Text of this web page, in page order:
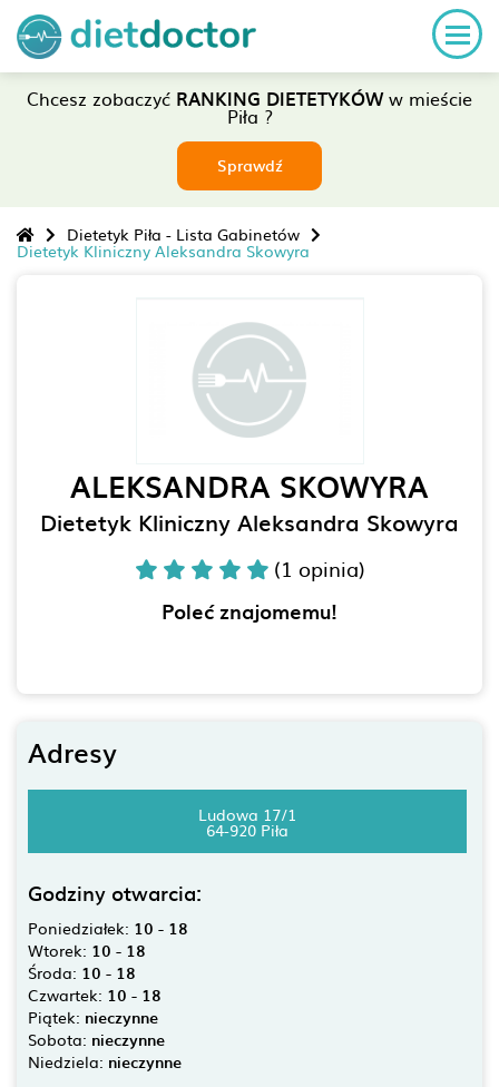
Chcesz zobaczyć RANKING DIETETYKÓWw mieście
Piła ?
Sprawdź
Dietetyk Piła - Lista Gabinetów
Dietetyk Kliniczny Aleksandra Skowyra
ALEKSANDRA SKOWYRA
Dietetyk Kliniczny Aleksandra Skowyra
(1 opinia)
Poleć znajomemu!
Adresy
Ludowa 17/1
64-920 Piła
Godziny otwarcia:
Poniedziałek: 10 - 18
Wtorek: 10 - 18
Środa: 10 - 18
Czwartek: 10 - 18
Piątek: nieczynne
Sobota: nieczynne
Niedziela: nieczynne